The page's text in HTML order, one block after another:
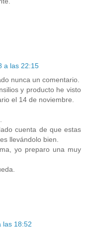
a las 22:15
nunca un comentario.
y producto he visto
el 14 de noviembre.
cuenta de que estas
llevándolo bien.
yo preparo una muy
las 18:52